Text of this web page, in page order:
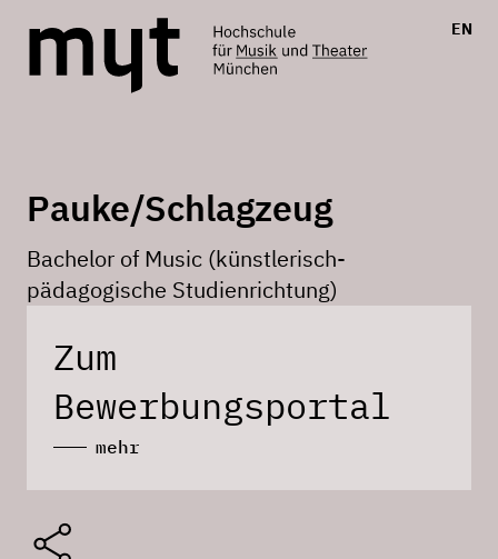
EN
Pauke/Schlagzeug
Bachelor of Music (künstlerisch-
pädagogische Studienrichtung)
Zum
Bewerbungsportal
mehr